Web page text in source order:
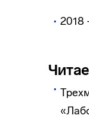
2018